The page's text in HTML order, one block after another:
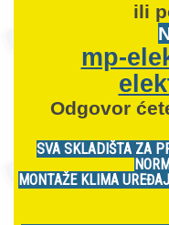
ili
mp-
Odgovor
SVA SKLADIŠTA ZA
MONTAŽE KLIMA